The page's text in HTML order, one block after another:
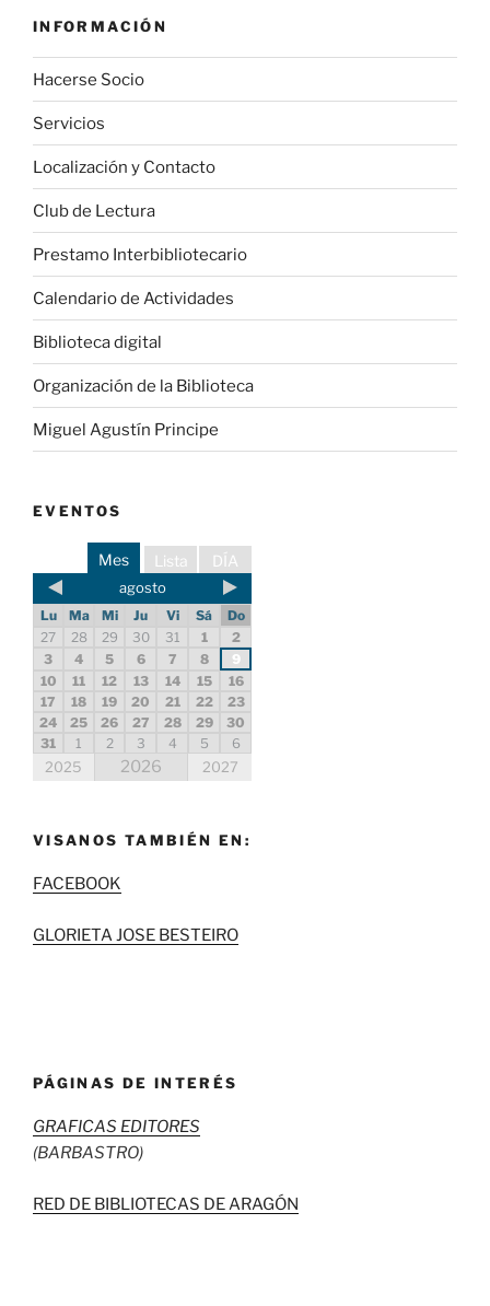
INFORMACIÓN
Hacerse Socio
Servicios
Localización y Contacto
Club de Lectura
Prestamo Interbibliotecario
Calendario de Actividades
Biblioteca digital
Organización de la Biblioteca
Miguel Agustín Principe
EVENTOS
DÍA
Lista
Mes
agosto
Lu Ma Mi Ju Vi Sá
Do
27
28 29 30 31 1
2
3
4 5 6 7 8
9
10
11 12 13 14 15
16
17
18 19 20 21 22
23
24
25 26 27 28 29
30
31
1 2 3 4 5 6
2025 2026 2027
VISANOS TAMBIÉN EN:
FACEBOOK
GLORIETA JOSE BESTEIRO
PÁGINAS DE INTERÉS
GRAFICAS EDITORES
(BARBASTRO)
RED DE BIBLIOTECAS DE ARAGÓN